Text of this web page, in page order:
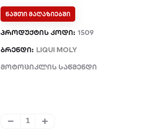
ᲜᲐᲨᲗᲘ ᲛᲐᲦᲐᲖᲘᲔᲑᲨᲘ
პროდუქტის კოდი: 1509
ბრენდი: LIQUI MOLY
მოტოციკლის საწმენდი